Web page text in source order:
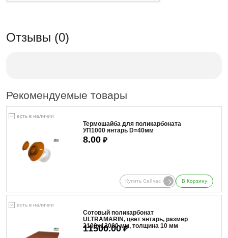
Отзывы (0)
Рекомендуемые товары
есть в наличии
Термошайба для поликарбоната
УП1000 янтарь D=40мм
8.00 ₽
Купить Сейчас В Корзину
есть в наличии
Сотовый поликарбонат
ULTRAMARIN, цвет янтарь, размер
2100x12000 мм, толщина 10 мм
11500.00₽